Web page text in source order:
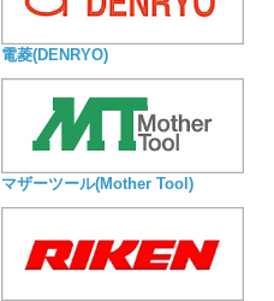
電菱(DENRYO)
マザーツール(Mother Tool)